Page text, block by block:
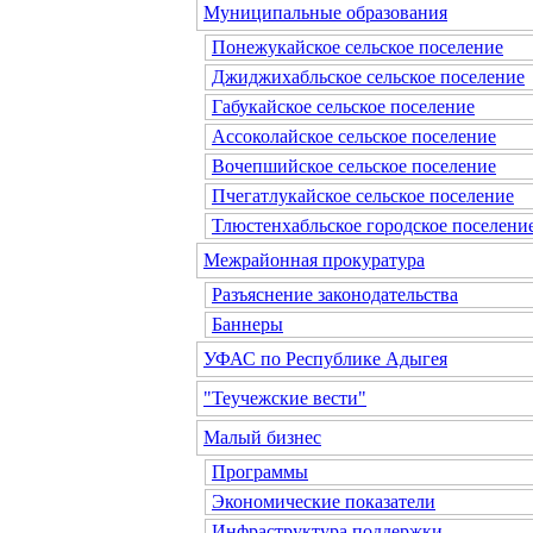
Муниципальные образования
Понежукайское сельское поселение
Джиджихабльское сельское поселение
Габукайское сельское поселение
Ассоколайское сельское поселение
Вочепшийское сельское поселение
Пчегатлукайское сельское поселение
Тлюстенхабльское городское
Межрайонная прокуратура
Разъяснение законодательства
Баннеры
УФАС по Республике Адыгея
"Теучежские вести"
Малый бизнес
Программы
Экономические показатели